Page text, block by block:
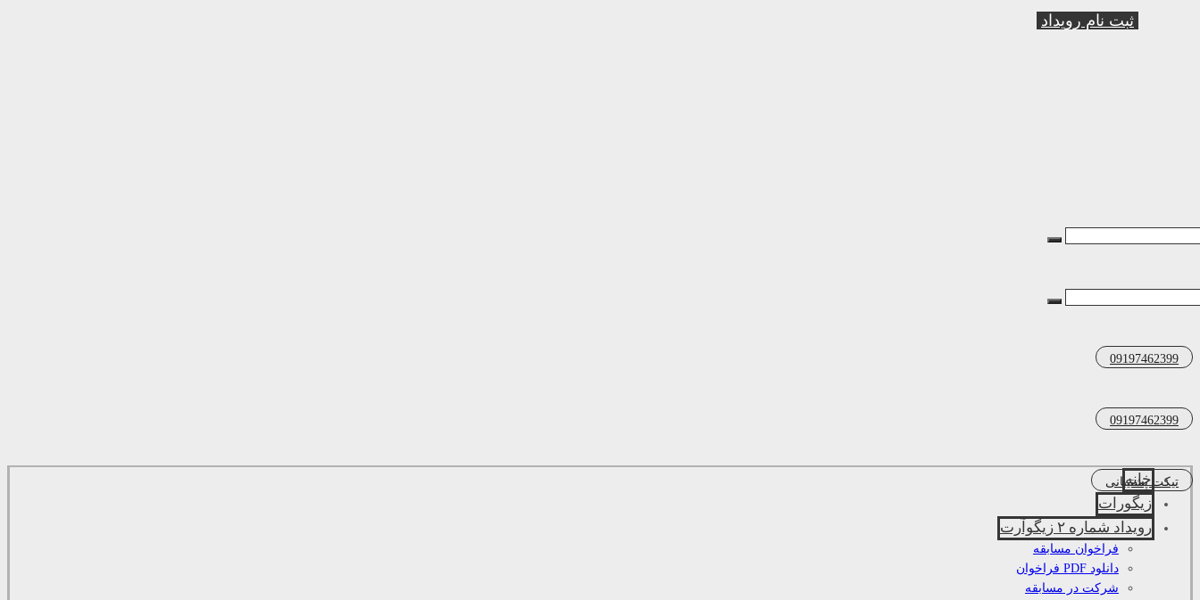
ثبت نام رویداد
09197462399
09197462399
تیکت پشتیبانی
خانه
زیگورات
رویداد شماره ۲ زیگوآرت
فراخوان مسابقه
دانلود PDF فراخوان
شرکت در مسابقه